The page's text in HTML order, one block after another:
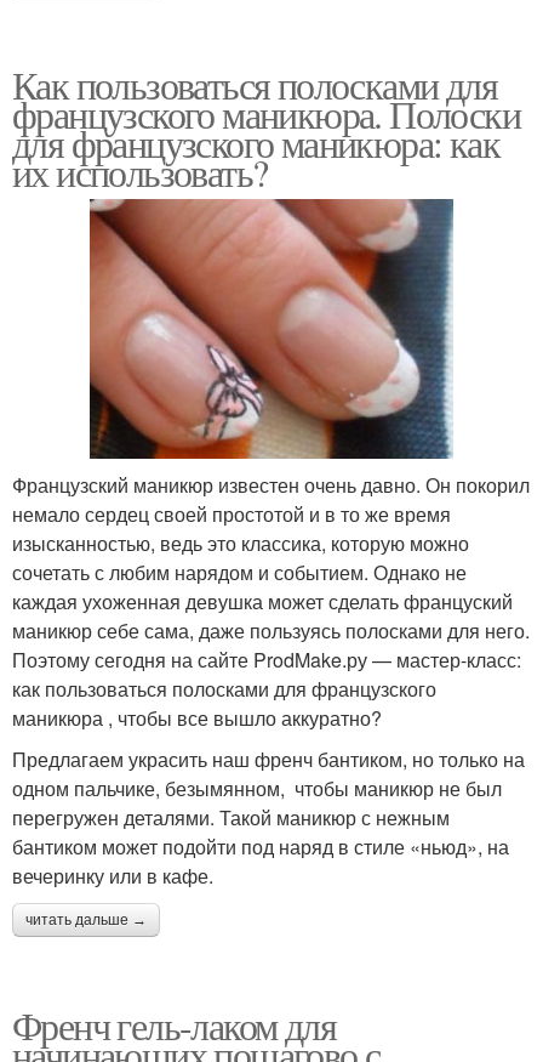
Как пользоваться полосками для
французского маникюра. Полоски
для французского маникюра: как
их использовать?
Французский маникюр известен очень давно. Он покорил
немало сердец своей простотой и в то же время
изысканностью, ведь это классика, которую можно
сочетать с любим нарядом и событием. Однако не
каждая ухоженная девушка может сделать француский
маникюр себе сама, даже пользуясь полосками для него.
Поэтому сегодня на сайте ProdMake.ру — мастер-класс:
как пользоваться полосками для французского
маникюра , чтобы все вышло аккуратно?
Предлагаем украсить наш френч бантиком, но только на
одном пальчике, безымянном, чтобы маникюр не был
перегружен деталями. Такой маникюр с нежным
бантиком может подойти под наряд в стиле «ньюд», на
вечеринку или в кафе.
читать дальше →
Френч гель-лаком для